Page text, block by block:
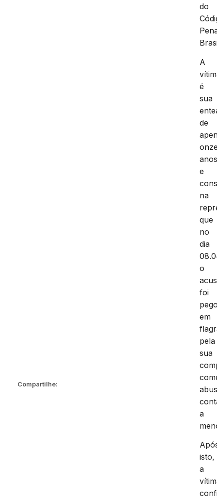
Compartilhe:
do
A
é
sua
de
e
na
que
no
dia
o
foi
em
pela
sua
a
isto,
a